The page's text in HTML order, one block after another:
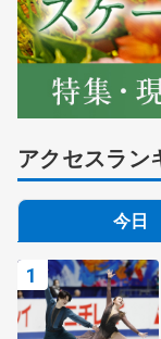
アクセスラン
今日